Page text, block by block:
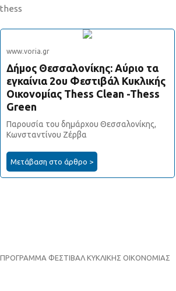
thess
www.voria.gr
Δήμος Θεσσαλονίκης: Αύριο τα
εγκαίνια 2ου Φεστιβάλ Κυκλικής
Οικονομίας Thess Clean -Thess
Green
Παρουσία του δημάρχου Θεσσαλονίκης,
Κωνσταντίνου Ζέρβα
Μετάβαση στο άρθρο >
ΠΡΟΓΡΑΜΜΑ ΦΕΣΤΙΒΑΛ ΚΥΚΛΙΚΗΣ ΟΙΚΟΝΟΜΙΑΣ